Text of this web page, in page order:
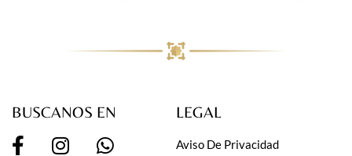
BUSCANOS EN LEGAL
Aviso De Privacidad